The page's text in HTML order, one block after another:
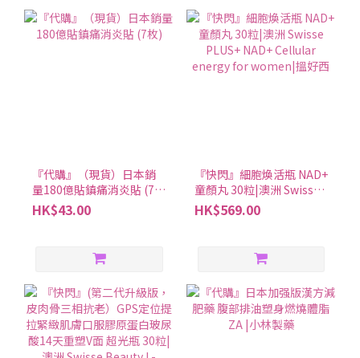
『代購』（現貨）日本銷
量180億貼鎮痛消炎貼 (7
枚)
HK$43.00
『快閃』細胞煥活瓶 NAD+
童顏丸 30粒|澳洲 Swisse
PLUS+ NAD+ Cellular
energy for women|搵好
HK$569.00